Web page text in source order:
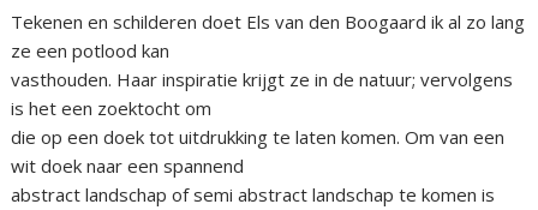
Tekenen en schilderen doet Els van den Boogaard ik al zo lang
ze een potlood kan
vasthouden. Haar inspiratie krijgt ze in de natuur; vervolgens
is het een zoektocht om
die op een doek tot uitdrukking te laten komen. Om van een
wit doek naar een spannend
abstract landschap of semi abstract landschap te komen is